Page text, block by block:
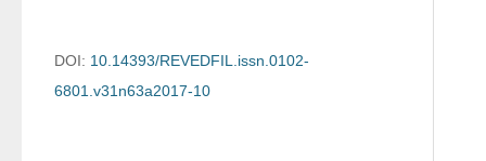
DOI: 10.14393/REVEDFIL.issn.0102-
6801.v31n63a2017-10